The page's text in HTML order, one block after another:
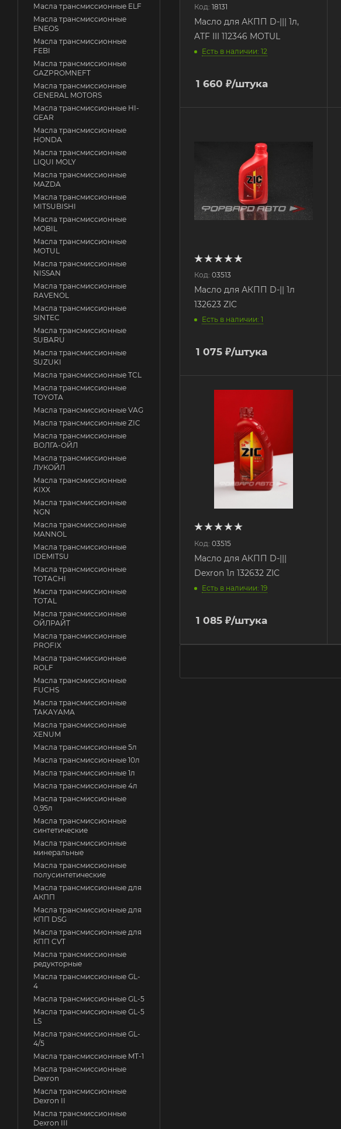
Код: 18131
Масло для АКПП D-||| 1л,
ATF III 112346 MOTUL
Есть в наличии: 12
1 660 ₽/штука
Код: 03513
Масло для АКПП D-|| 1л
132623 ZIC
Есть в наличии: 1
1 075 ₽/штука
Код: 03515
Масло для АКПП D-|||
Dexron 1л 132632 ZIC
Есть в наличии: 19
1 085 ₽/штука
Масла трансмиссионные ELF
Масла трансмиссионные
ENEOS
Масла трансмиссионные
FEBI
Масла трансмиссионные
GAZPROMNEFT
Масла трансмиссионные
GENERAL MOTORS
Масла трансмиссионные HI-
GEAR
Масла трансмиссионные
HONDA
Масла трансмиссионные
LIQUI MOLY
Масла трансмиссионные
MAZDA
Масла трансмиссионные
MITSUBISHI
Масла трансмиссионные
MOBIL
Масла трансмиссионные
MOTUL
Масла трансмиссионные
NISSAN
Масла трансмиссионные
RAVENOL
Масла трансмиссионные
SINTEC
Масла трансмиссионные
SUBARU
Масла трансмиссионные
SUZUKI
Масла трансмиссионные TCL
Масла трансмиссионные
TOYOTA
Масла трансмиссионные VAG
Масла трансмиссионные ZIC
Масла трансмиссионные
ВОЛГА-ОЙЛ
Масла трансмиссионные
ЛУКОЙЛ
Масла трансмиссионные
KIXX
Масла трансмиссионные
NGN
Масла трансмиссионные
MANNOL
Масла трансмиссионные
IDEMITSU
Масла трансмиссионные
TOTACHI
Масла трансмиссионные
TOTAL
Масла трансмиссионные
ОЙЛРАЙТ
Масла трансмиссионные
PROFIX
Масла трансмиссионные
ROLF
Масла трансмиссионные
FUCHS
Масла трансмиссионные
TAKAYAMA
Масла трансмиссионные
XENUM
Масла трансмиссионные 5л
Масла трансмиссионные 10л
Масла трансмиссионные 1л
Масла трансмиссионные 4л
Масла трансмиссионные
0,95л
Масла трансмиссионные
синтетические
Масла трансмиссионные
минеральные
Масла трансмиссионные
полусинтетические
Масла трансмиссионные для
АКПП
Масла трансмиссионные для
КПП DSG
Масла трансмиссионные для
КПП CVT
Масла трансмиссионные
редукторные
Масла трансмиссионные GL-
4
Масла трансмиссионные GL-5
Масла трансмиссионные GL-5
LS
Масла трансмиссионные GL-
4/5
Масла трансмиссионные MT-1
Масла трансмиссионные
Dexron
Масла трансмиссионные
Dexron II
Масла трансмиссионные
Dexron III